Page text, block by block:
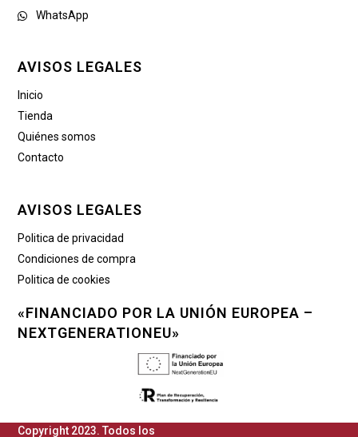
WhatsApp
AVISOS LEGALES
Inicio
Tienda
Quiénes somos
Contacto
AVISOS LEGALES
Politica de privacidad
Condiciones de compra
Politica de cookies
«FINANCIADO POR LA UNIÓN EUROPEA –
NEXTGENERATIONEU»
Copyright 2023. Todos los